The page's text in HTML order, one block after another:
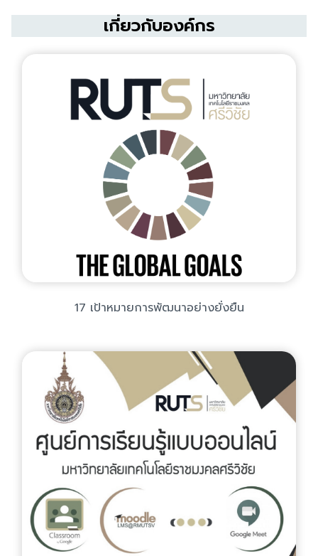
เกี่ยวกับองค์กร
17 เป้าหมายการพัฒนาอย่างยั่งยืน